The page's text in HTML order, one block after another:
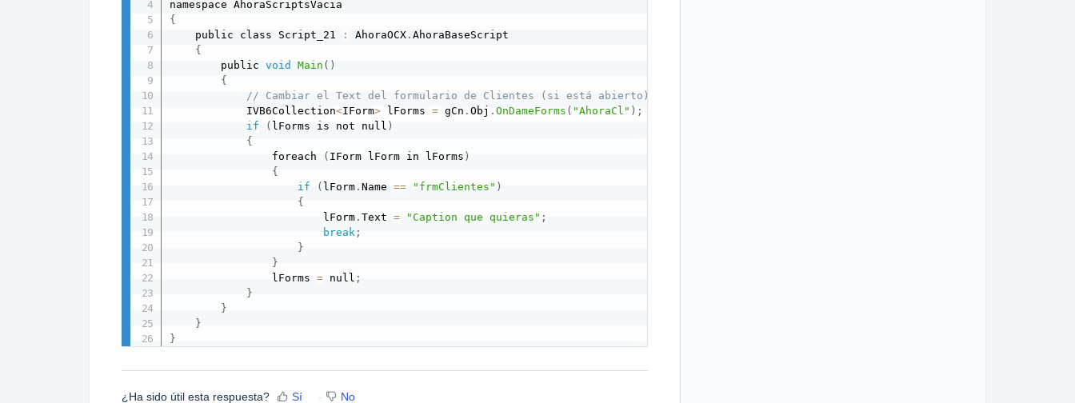
{
    public class Script_21
: AhoraOCX .AhoraBaseScript
{
        public
void Main ( )
{
// Cambiar el Text del formulario de Clientes (si está abierto)
            IVB6Collection
<IForm> lForms = gCn .Obj .OnDameForms ( "AhoraCl" ) ;
if
( lForms is not null )
{
                foreach
( IForm lForm in lForms )
{
if
( lForm .Name == "frmClientes" )
{
                        lForm
.Text = "Caption que quieras" ;
break ;
}
}
                lForms
= null ;
}
}
}
}
¿Ha sido útil esta respuesta? Sí No